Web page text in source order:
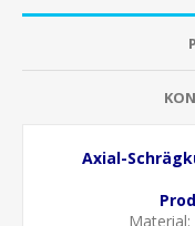
Axial-
Material: